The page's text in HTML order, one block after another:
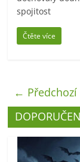
spojitost
Čtěte více
← Předchozí